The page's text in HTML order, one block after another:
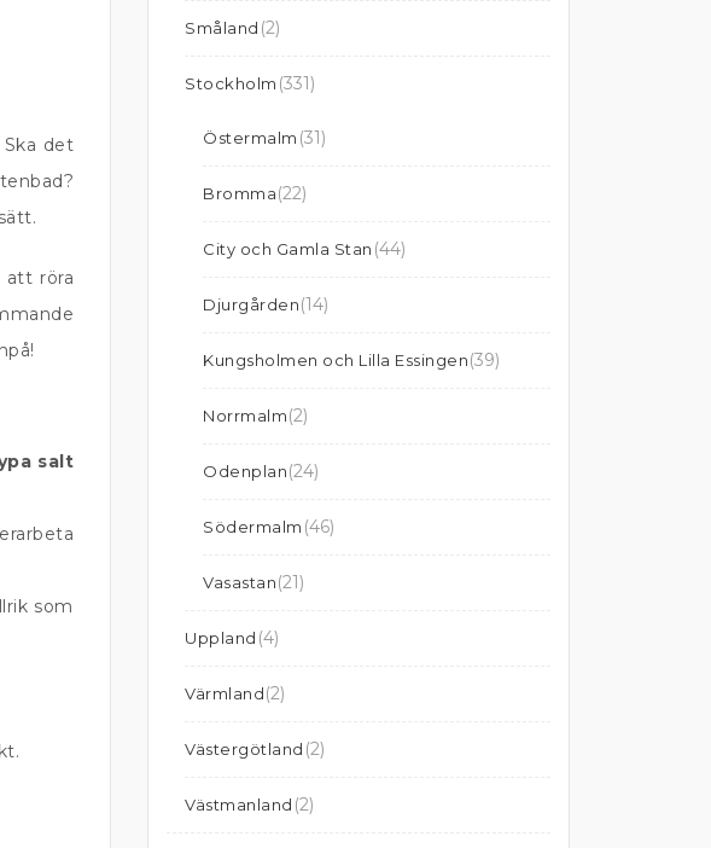
det
att röra
salt
som
Småland (2)
Stockholm (331)
Östermalm (31)
Bromma(22)
City och Gamla Stan (44)
Djurgården(14)
Kungsholmen och Lilla Essingen(39)
Norrmalm(2)
Odenplan(24)
Södermalm (46)
Vasastan(21)
Uppland (4)
Värmland(2)
Västergötland (2)
Västmanland (2)